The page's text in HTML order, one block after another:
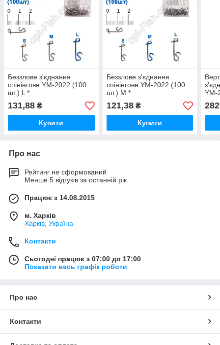
Беззлове з'єднання
спінінгове YM-2022 (100
шт.) L *
131,88 ₴
Купити
Беззлове з'єднання
спінінгове YM-2022 (100
шт.) M *
121,38₴
Купити
YM-
Про нас
Рейтинг не сформований
Менше 5 відгуків за останній рік
Працює з 14.08.2015
м. Харків
Харків, Україна
Контакти
Сьогодні працює з 07:00 до 17:00
Показати весь графік роботи
Про нас
Контакти